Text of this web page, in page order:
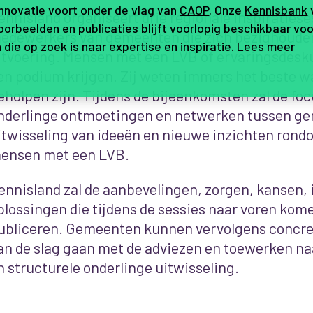
organiseert drie regionale
van gemeenten die zich
Mensen met een LVB of
zijn. Tijdens de bijeenkomsten zal de
ontmoetingen en netwerken tussen
van ideeën en nieuwe inzichten
met een LVB.
zal de aanbevelingen, zorgen, kansen,
die tijdens de sessies naar voren
Gemeenten kunnen vervolgens
de slag gaan met de adviezen en toewerken
structurele onderlinge uitwisseling.
voort onder de vlag van CAOP. Onze Kennisbank
en publicaties blijft voorlopig beschikbaar
die op zoek is naar expertise en inspiratie. Lees meer